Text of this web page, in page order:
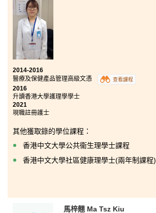
2014-2016
醫療及保健產品管理高級文憑
查看課程
2016
升讀香港大學護理學學士
2021
現職註冊護士
其他獲取錄的學位課程：
香港中文大學公共衞生理學士課程
香港中文大學社區健康理學士(兩年制課程)
馬梓翹 Ma Tsz Kiu